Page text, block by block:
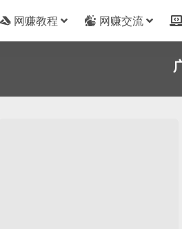
网赚教程 网赚交流